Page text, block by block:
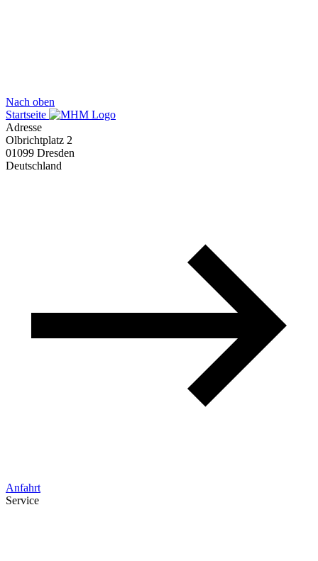
Nach oben
Startseite
Adresse
Olbrichtplatz 2
01099 Dresden
Deutschland
Anfahrt
Service